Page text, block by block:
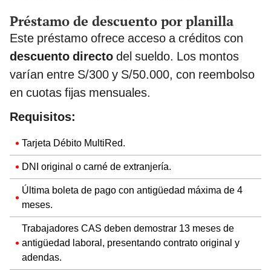
Préstamo de descuento por planilla
Este préstamo ofrece acceso a créditos con
descuento directo del sueldo. Los montos
varían entre S/300 y S/50.000, con reembolso
en cuotas fijas mensuales.
Requisitos:
Tarjeta Débito MultiRed.
DNI original o carné de extranjería.
Última boleta de pago con antigüedad máxima de 4
meses.
Trabajadores CAS deben demostrar 13 meses de
antigüedad laboral, presentando contrato original y
adendas.